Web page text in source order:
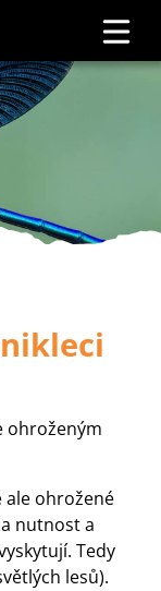
ohroženým
ale ohrožené
nutnost a
Tedy
lesů).